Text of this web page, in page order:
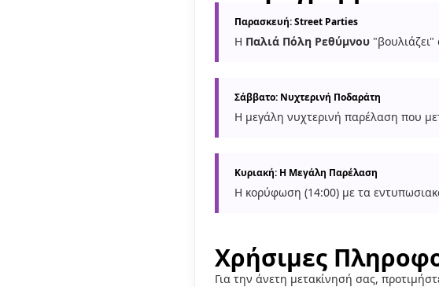
Παρασκευή: Street Parties
Η Παλιά Πόλη Ρεθύμνου
Σάββατο: Νυχτερινή Ποδαράτη
Η μεγάλη νυχτερινή παρέλαση που
Κυριακή: Η Μεγάλη Παρέλαση
Η κορύφωση (14:00) με τα
Χρήσιμες
Για την άνετη μετακίνησή σας,